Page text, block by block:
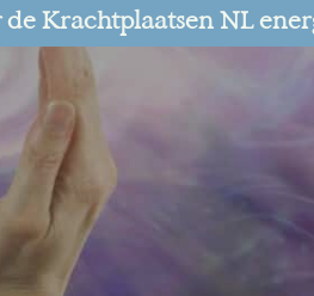
Krachtplaatsen NL